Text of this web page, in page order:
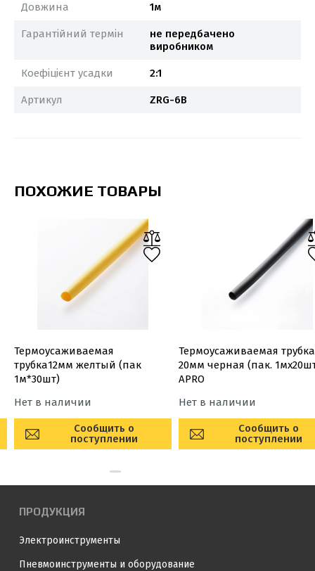
Довжина 1м
Гарантійний термін
не передбачено
виробником
Коефіцієнт усадки 2:1
Артикул ZRG-6B
ПОХОЖИЕ ТОВАРЫ
Термоусаживаемая
трубка12мм желтый (пак
1м*30шт)
Нет в наличии
Сообщить о
поступлении
Термоусаживаемая трубка
20мм черная (пак.
APRO
Нет в наличии
Сообщить о
поступлении
ПРОДУКЦИЯ
Электроинструменты
Пневмоинструменты и оборудование